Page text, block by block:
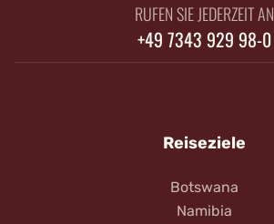
RUFEN SIE JEDERZEIT AN
+49 7343 929 98-0
Reiseziele
Botswana
Namibia